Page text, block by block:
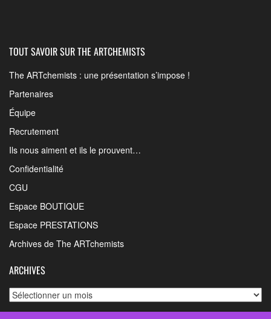
TOUT SAVOIR SUR THE ARTCHEMISTS
The ARTchemists : une présentation s’impose !
Partenaires
Équipe
Recrutement
Ils nous aiment et ils le prouvent…
Confidentialité
CGU
Espace BOUTIQUE
Espace PRESTATIONS
Archives de The ARTchemists
ARCHIVES
Archives